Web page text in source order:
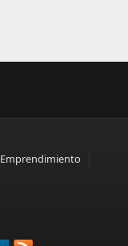
Emprendimiento